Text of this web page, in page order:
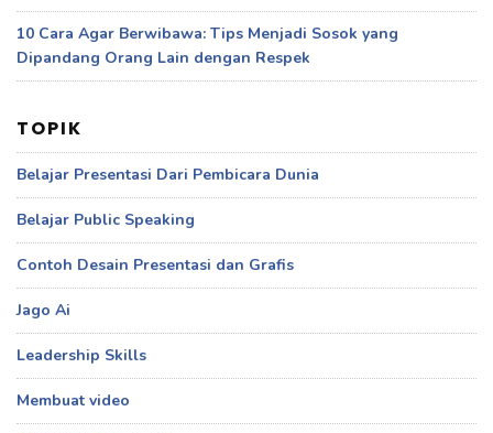
10 Cara Agar Berwibawa: Tips Menjadi Sosok yang
Dipandang Orang Lain dengan Respek
TOPIK
Belajar Presentasi Dari Pembicara Dunia
Belajar Public Speaking
Contoh Desain Presentasi dan Grafis
Jago Ai
Leadership Skills
Membuat video